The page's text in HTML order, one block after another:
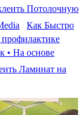
Потолочную
Как Быстро
• На основе
Ламинат на